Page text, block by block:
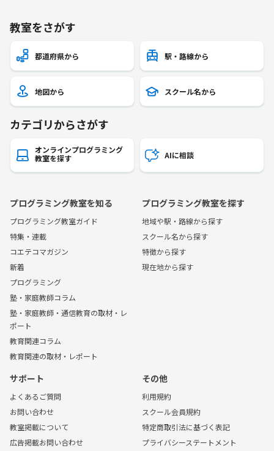
教室をさがす
都道府県から 駅・路線から
地図から スクール名から
カテゴリからさがす
オンラインプログラミング
教室を探す
AIに相談
プログラミング教室を知る
プログラミング教室ガイド
特集・連載
コエテコマガジン
新着
プログラミング
塾・家庭教師コラム
塾・家庭教師・通信教育の取材・レ
ポート
教育関連コラム
教育関連の取材・レポート
プログラミング教室を探す
地域や駅・路線から探す
スクール名から探す
特徴から探す
現在地から探す
サポート
よくあるご質問
お問い合わせ
教室掲載について
広告掲載お問い合わせ
その他
利用規約
スクール会員規約
特定商取引法に基づく表記
プライバシーステートメント